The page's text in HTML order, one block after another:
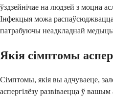
ўздзейнічае на людзей з моцна
Інфекцыя можа
патрабуючы неадкладнай
Якія сімптомы
Сімптомы, якія вы адчуваеце,
аспергілёзу развіваецца ў